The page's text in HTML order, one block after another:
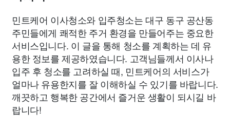
민트케어 이사청소와 입주청소는 대구 동구 공산동
주민들에게 쾌적한 주거 환경을 만들어주는 중요한
서비스입니다. 이 글을 통해 청소를 계획하는 데 유
용한 정보를 제공하였습니다. 고객님들께서 이사나
입주 후 청소를 고려하실 때, 민트케어의 서비스가
얼마나 유용한지를 잘 이해하실 수 있기를 바랍니다.
깨끗하고 행복한 공간에서 즐거운 생활이 되시길 바
랍니다!